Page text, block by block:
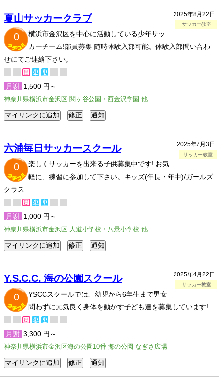
2025年8月22日
サッカー教室
夏山サッカークラブ
0
横浜市金沢区を中心に活動している少年サッ
カーチーム!部員募集 随時体験入部可能。体験入部問い合わ
せにてご連絡下さい。
月謝 1,500 円～
神奈川県横浜市金沢区 関ヶ谷公園・西金沢学園 他
2025年7月3日
サッカー教室
六浦毎日サッカースクール
0
楽しくサッカーを出来る子供募集中です! お気
軽に、練習に参加して下さい。キッズ(年長・年中)/ガールズ
クラス
月謝 1,000 円～
神奈川県横浜市金沢区 大道小学校・八景小学校 他
2025年4月22日
サッカー教室
Y.S.C.C. 海の公園スクール
0
YSCCスクールでは、幼児から6年生まで男女
問わずに元気良く身体を動かす子ども達を募集しています!
月謝 3,300 円～
神奈川県横浜市金沢区海の公園10番 海の公園 なぎさ広場